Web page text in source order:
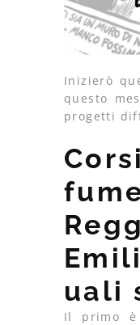
Inizierò
questo
progetti
uali
Il primo è